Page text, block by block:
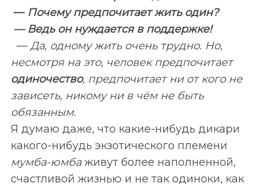
— Почему предпочитает жить один?
— Ведь он нуждается в поддержке!
— Да, одному жить очень трудно. Но,
несмотря на это, человек предпочитает
одиночество, предпочитает ни от кого не
зависеть, никому ни в чём не быть
обязанным.
Я думаю даже, что какие-нибудь дикари
какого-нибудь экзотического племени
мумба-юмбаживут более наполненной,
счастливой жизнью и не так одиноки, как